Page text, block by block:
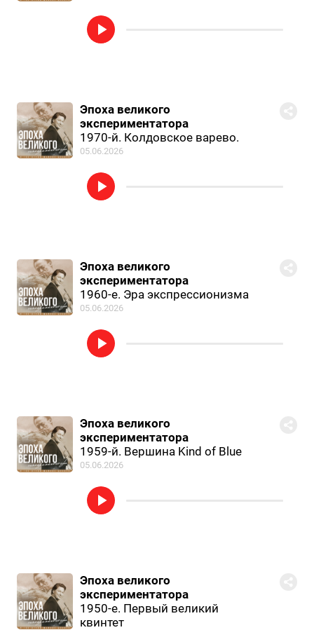
Эпоха великого
экспериментатора
1970-й. Колдовское варево.
05.06.2026
Эпоха великого
экспериментатора
1960-е. Эра экспрессионизма
05.06.2026
Эпоха великого
экспериментатора
1959-й. Вершина Kind of Blue
05.06.2026
Эпоха великого
экспериментатора
1950-е. Первый великий
квинтет